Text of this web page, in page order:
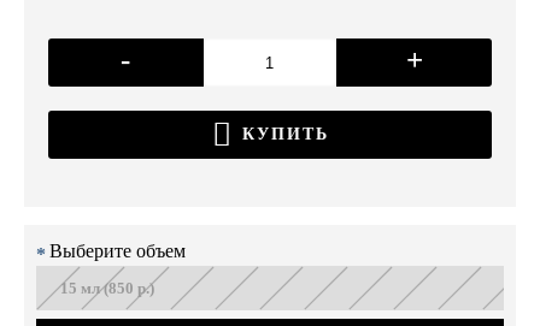
- +
КУПИТЬ
Выберите объем
15 мл (850 р.)